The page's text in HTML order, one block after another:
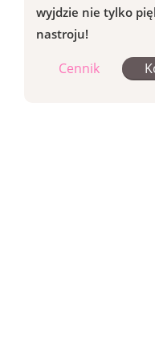
wyjdzie nie tylko
nastroju!
Cennik